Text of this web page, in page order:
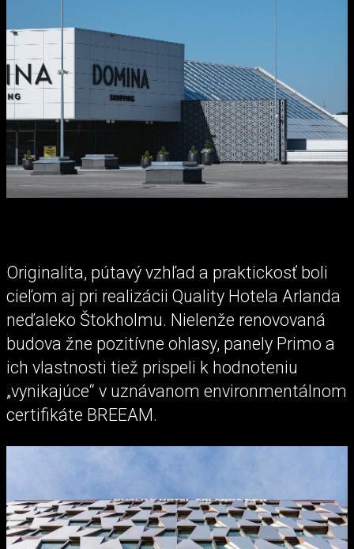
Originalita, pútavý vzhľad a praktickosť boli
cieľom aj pri realizácii Quality Hotela Arlanda
neďaleko Štokholmu. Nielenže renovovaná
budova žne pozitívne ohlasy, panely Primo a
ich vlastnosti tiež prispeli k hodnoteniu
„vynikajúce“ v uznávanom environmentálnom
certifikáte BREEAM.